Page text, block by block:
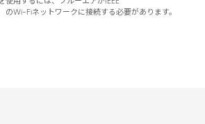
のWi-Fiネットワークに接続する必要があります。